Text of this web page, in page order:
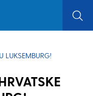
LUKSEMBURG!